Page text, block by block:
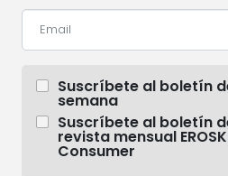
Suscríbete al boletín
semana
Suscríbete al boletín
revista mensual
Consumer